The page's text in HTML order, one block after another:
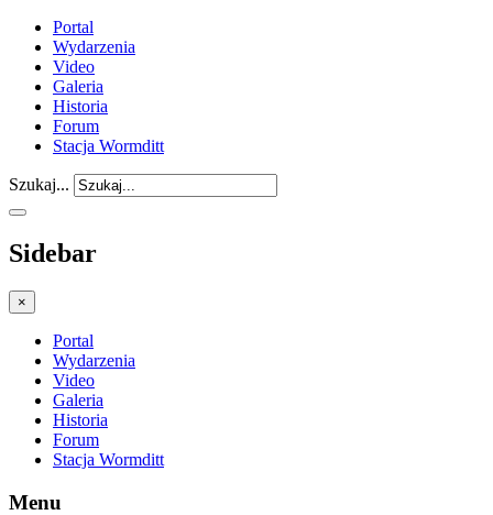
Portal
Wydarzenia
Video
Galeria
Historia
Forum
Stacja Wormditt
Szukaj...
Sidebar
×
Portal
Wydarzenia
Video
Galeria
Historia
Forum
Stacja Wormditt
Menu